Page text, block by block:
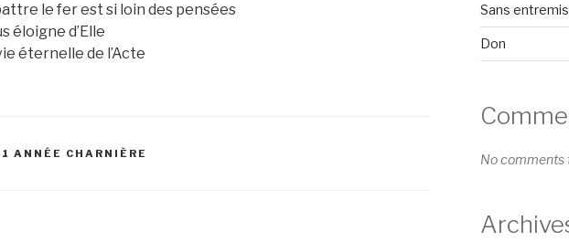
le fer est si loin des pensées
éloigne d’Elle
éternelle de l’Acte
ANNÉE CHARNIÈRE
Sans
Don
No comments